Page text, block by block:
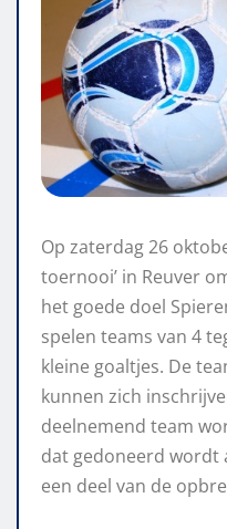
Op zaterdag 26
toernooi’ in Reuver
het goede doel
spelen teams van 4
kleine goaltjes. De
kunnen zich
deelnemend team
dat gedoneerd wordt
een deel van de